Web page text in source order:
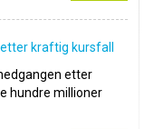
kraftig kursfall
etter
hundre millioner